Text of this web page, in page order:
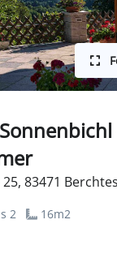
83471
2 16m2